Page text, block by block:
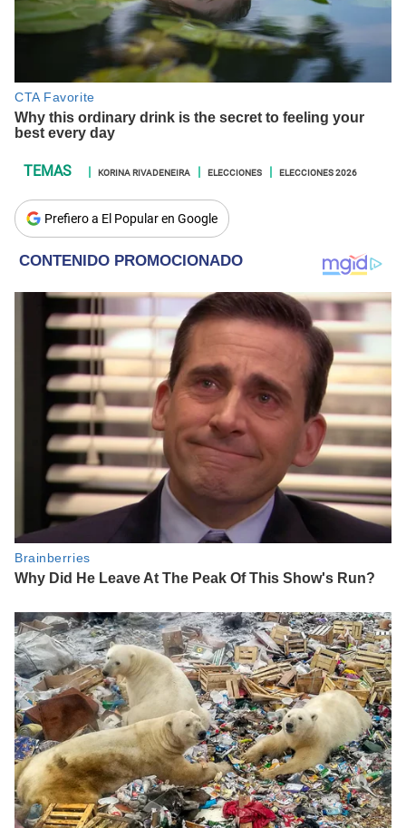
KORINA RIVADENEIRA ELECCIONES ELECCIONES 2026
Prefiero a El Popular en Google